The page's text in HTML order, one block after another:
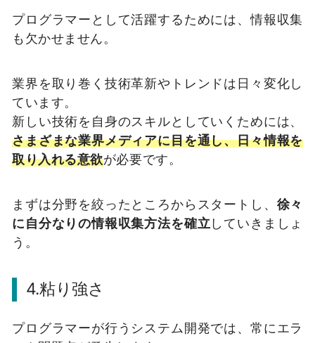
プログラマーとして活躍するためには、情報収集
も欠かせません。
業界を取り巻く技術革新やトレンドは日々変化し
ています。
新しい技術を自身のスキルとしていくためには、
さまざまな業界メディアに目を通し、日々情報を
取り入れる意欲が必要です。
まずは分野を絞ったところからスタートし、 徐々
に自分なりの情報収集方法を確立 していきましょ
う。
4.粘り強さ
プログラマーが行うシステム開発では、常にエラ